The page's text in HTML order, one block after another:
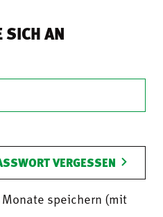
SICH AN
VERGESSEN
speichern (mit